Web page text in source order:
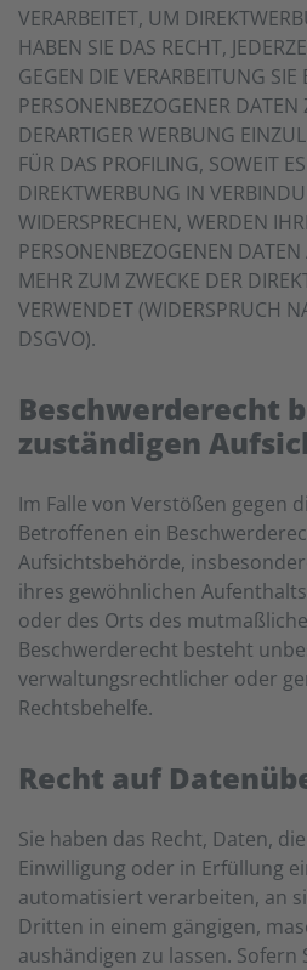
VERARBEITET, UM
HABEN SIE DAS RECHT,
GEGEN DIE VERARBEITUNG SIE
PERSONENBEZOGENER DATEN
DERARTIGER WERBUNG
FÜR DAS PROFILING, SOWEIT
DIREKTWERBUNG IN
WIDERSPRECHEN, WERDEN
PERSONENBEZOGENEN
MEHR ZUM ZWECKE DER
VERWENDET (WIDERSPRUCH
DSGVO).
Beschwerde­recht
zuständigen
Im Falle von Verstößen gegen
Betroffenen ein
Aufsichtsbehörde,
ihres gewöhnlichen
oder des Orts des
Beschwerderecht besteht
verwaltungsrechtlicher oder
Rechtsbehelfe.
Recht auf
Sie haben das Recht, Daten,
Einwilligung oder in Erfüllung
automatisiert verarbeiten, an
Dritten in einem gängigen,
aushändigen zu lassen. Sofern